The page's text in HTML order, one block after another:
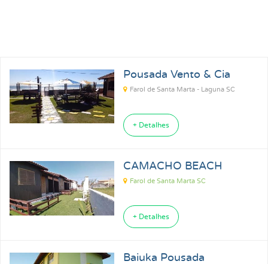
Pousadas em Praia Grande SP
Pousadas em Paraty RJ
Pousada Vento & Cia
Farol de Santa Marta - Laguna SC
+ Detalhes
CAMACHO BEACH
Farol de Santa Marta SC
+ Detalhes
Baiuka Pousada